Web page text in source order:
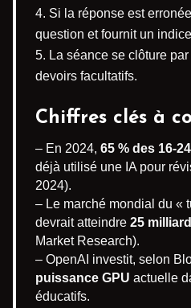
Si la réponse est
question et fournit un
La séance se clôture
devoirs facultatifs.
Chiffres clés à
– En 2024, 65 % des 16-
déjà utilisé une IA pour
2024).
– Le marché mondial du «
devrait atteindre 25
Market Research).
– OpenAI investit, selon
puissance GPU actuelle
éducatifs.